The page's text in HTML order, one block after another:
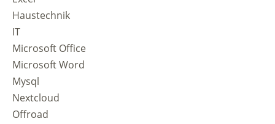
Haustechnik
IT
Microsoft Office
Microsoft Word
Mysql
Nextcloud
Offroad